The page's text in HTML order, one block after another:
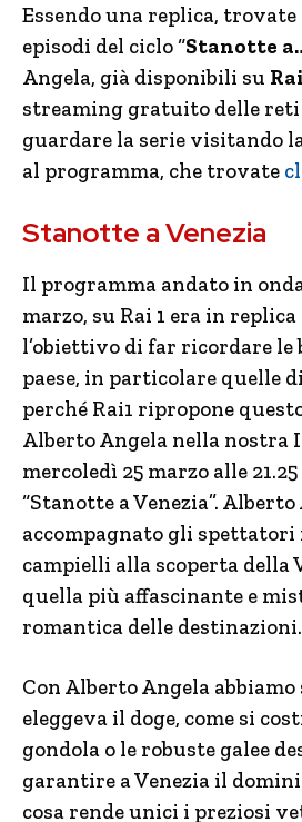
Essendo una replica,
episodi del ciclo “Stanotte
Angela, già disponibili su
streaming gratuito delle reti
guardare la serie visitando
al programma, che trovate
Stanotte a Venezia
Il programma andato in
marzo, su Rai 1 era in replica
l’obiettivo di far ricordare le
paese, in particolare quelle
perché Rai1 ripropone
Alberto Angela nella nostra
mercoledì 25 marzo alle
“Stanotte a Venezia”.
accompagnato gli spettatori
campielli alla scoperta della
quella più affascinante e
romantica delle destinazioni.
Con Alberto Angela abbiamo
eleggeva il doge, come si
gondola o le robuste galee
garantire a Venezia il
cosa rende unici i preziosi